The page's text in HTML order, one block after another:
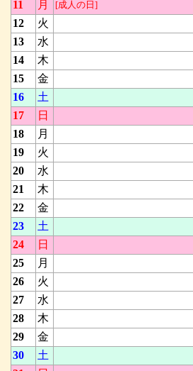
11
月 [成人の日]
12
火
13
水
14
木
15
金
16
土
17
日
18
月
19
火
20
水
21
木
22
金
23
土
24
日
25
月
26
火
27
水
28
木
29
金
30
土